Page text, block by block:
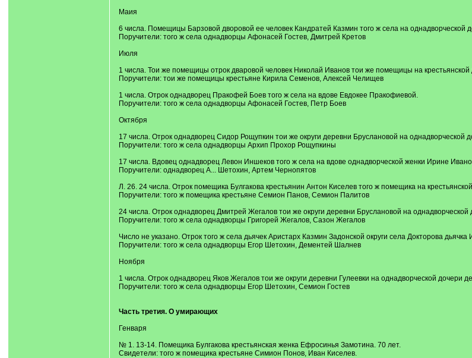
Маия
6 числа. Помещицы Барзовой дворовой ее человек Кандратей Казмин того ж села на однадворческой
Поручители: того ж села однадворцы Афонасей Гостев, Дмитрей Кретов
Июля
1 числа. Тои же помещицы отрок дваровой человек Николай Иванов тои же помещицы на
Поручители: тои же помещицы крестьяне Кирила Семенов, Алексей Челищев
1 числа. Отрок однадворец Пракофей Боев того ж села на вдове Евдокее Пракофиевой.
Поручители: того ж села однадворцы Афонасей Гостев, Петр Боев
Октября
17 числа. Отрок однадворец Сидор Рощупкин тои же округи деревни Бруслановой на однадворческой
Поручители: того ж села однадворцы Архип Прохор Рощупкины
17 числа. Вдовец однадворец Левон Иншеков того ж села на вдове однадворческой женки Ирине
Поручители: однадворец А... Шетохин, Артем Чернопятов
Л. 26. 24 числа. Отрок помещика Булгакова крестьянин Антон Киселев того ж помещика на
Поручители: того ж помещика крестьяне Семион Панов, Семион Палитов
24 числа. Отрок однадворец Дмитрей Жегалов тои же округи деревни Бруслановой на
Поручители: того ж села однадворцы Григорей Жегалов, Сазон Жегалов
Число не указано. Отрок того ж села дьячек Аристарх Казмин Задонской округи села Докторова
Поручители: того ж села однадворцы Егор Шетохин, Дементей Шалнев
Ноября
1 числа. Отрок однадворец Яков Жегалов тои же округи деревни Гулеевки на однадворческой дочери
Поручители: того ж села однадворцы Егор Шетохин, Семион Гостев
Часть третия. О умирающих
Генваря
№ 1. 13-14. Помещика Булгакова крестьянская женка Ефросинья Замотина. 70 лет.
Свидетели: того ж помещика крестьяне Симион Понов, Иван Киселев.